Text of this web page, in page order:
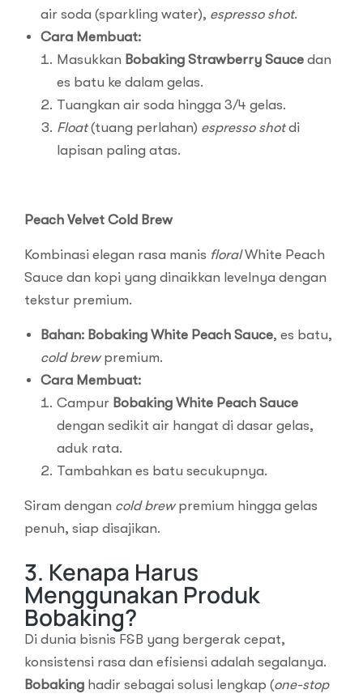
air soda (sparkling water), espresso shot.
Cara Membuat:
Masukkan Bobaking Strawberry Sauce dan
es batu ke dalam gelas.
Tuangkan air soda hingga 3/4 gelas.
Float(tuang perlahan) espresso shotdi
lapisan paling atas.
Peach Velvet Cold Brew
Kombinasi elegan rasa manis floralWhite Peach
Sauce dan kopi yang dinaikkan levelnya dengan
tekstur premium.
Bahan: Bobaking White Peach Sauce, es batu,
cold brewpremium.
Cara Membuat:
Campur Bobaking White Peach Sauce
dengan sedikit air hangat di dasar gelas,
aduk rata.
Tambahkan es batu secukupnya.
Siram dengan cold brewpremium hingga gelas
penuh, siap disajikan.
3. Kenapa Harus
Menggunakan Produk
Bobaking?
Di dunia bisnis F&B yang bergerak cepat,
konsistensi rasa dan efisiensi adalah segalanya.
Bobaking hadir sebagai solusi lengkap (one-stop